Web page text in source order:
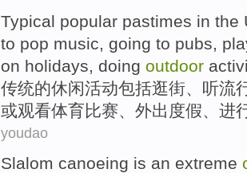
Typical popular pastimes in the
to pop music, going to pubs,
on holidays, doing outdoor
传统的休闲活动包括逛街、 听流
或观看体育比赛、外出 度假、 进
youdao
Slalom canoeing is an extreme